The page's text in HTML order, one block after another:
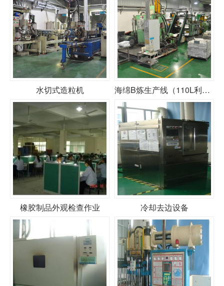
水切式造粒机 海绵B炼生产线（110L利拿机&250押出机&22寸开炼机）
橡胶制品外观检查作业 冷却去边设备